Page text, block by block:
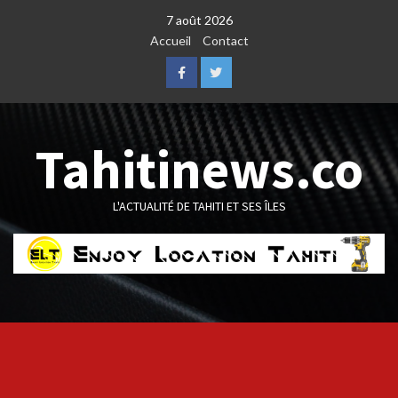
7 août 2026
Accueil
Contact
FacebookTwitter
Tahitinews.co
L'ACTUALITÉ DE TAHITI ET SES ÎLES